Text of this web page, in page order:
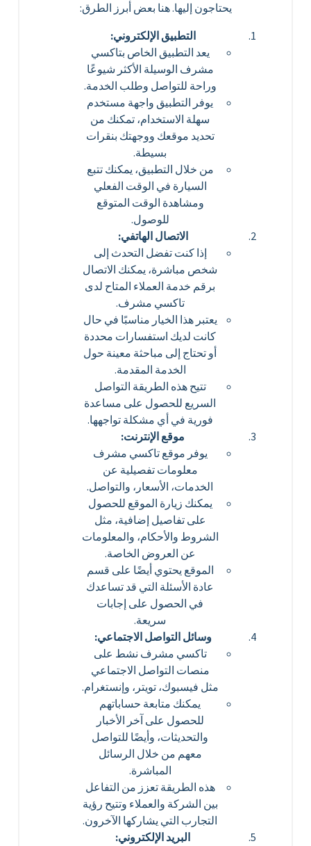
يحتاجون إليها. هنا بعض أبرز الطرق:
التطبيق الإلكتروني:
يعد التطبيق الخاص بتاكسي
مشرف الوسيلة الأكثر شيوعًا
وراحة للتواصل وطلب الخدمة.
يوفر التطبيق واجهة مستخدم
سهلة الاستخدام، تمكنك من
تحديد موقعك ووجهتك بنقرات
بسيطة.
من خلال التطبيق، يمكنك تتبع
السيارة في الوقت الفعلي
ومشاهدة الوقت المتوقع
للوصول.
الاتصال الهاتفي:
إذا كنت تفضل التحدث إلى
شخص مباشرة، يمكنك الاتصال
برقم خدمة العملاء المتاح لدى
تاكسي مشرف.
يعتبر هذا الخيار مناسبًا في حال
كانت لديك استفسارات محددة
أو تحتاج إلى مباحثة معينة حول
الخدمة المقدمة.
تتيح هذه الطريقة التواصل
السريع للحصول على مساعدة
فورية في أي مشكلة تواجهها.
موقع الإنترنت:
يوفر موقع تاكسي مشرف
معلومات تفصيلية عن
الخدمات، الأسعار، والتواصل.
يمكنك زيارة الموقع للحصول
على تفاصيل إضافية، مثل
الشروط والأحكام، والمعلومات
عن العروض الخاصة.
الموقع يحتوي أيضًا على قسم
عادة الأسئلة التي قد تساعدك
في الحصول على إجابات
سريعة.
وسائل التواصل الاجتماعي:
تاكسي مشرف نشط على
منصات التواصل الاجتماعي
مثل فيسبوك، تويتر، وإنستغرام.
يمكنك متابعة حساباتهم
للحصول على آخر الأخبار
والتحديثات، وأيضًا للتواصل
معهم من خلال الرسائل
المباشرة.
هذه الطريقة تعزز من التفاعل
بين الشركة والعملاء وتتيح رؤية
التجارب التي يشاركها الآخرون.
البريد الإلكتروني: